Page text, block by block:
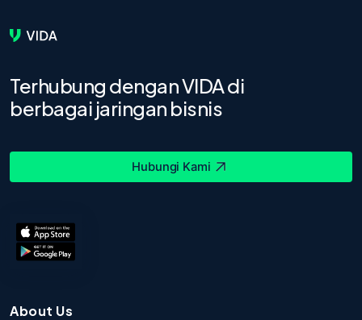
Terhubung dengan VIDA di
berbagai jaringan bisnis
Hubungi Kami
About Us